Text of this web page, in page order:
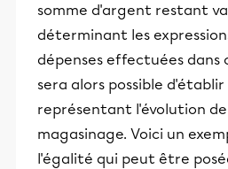
somme d'argent restant
déterminant les
dépenses effectuées dans
sera alors possible
représentant l'évolution
magasinage. Voici un
l'égalité qui peut être